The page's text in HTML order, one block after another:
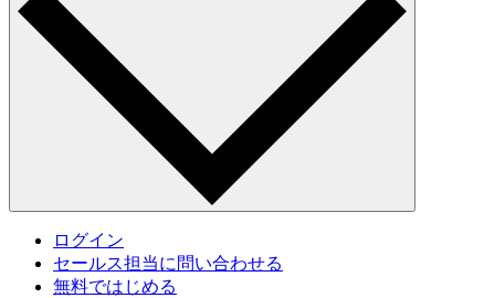
ログイン
セールス担当に問い合わせる
無料ではじめる